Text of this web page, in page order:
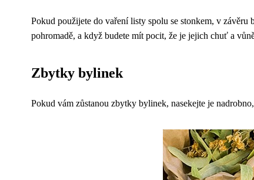
Pokud použijete do vaření listy spolu se stonkem, v
pohromadě, a když budete mít pocit, že je jejich chuť a
Zbytky bylinek
Pokud vám zůstanou zbytky bylinek, nasekejte je